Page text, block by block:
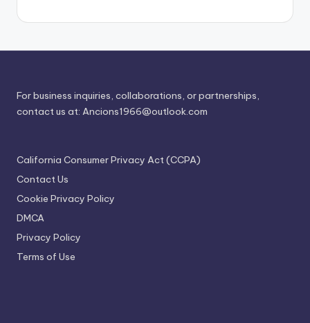
For business inquiries, collaborations, or partnerships,
contact us at: Ancions1966@outlook.com
California Consumer Privacy Act (CCPA)
Contact Us
Cookie Privacy Policy
DMCA
Privacy Policy
Terms of Use